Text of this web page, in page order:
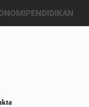
PENDIDIKAN